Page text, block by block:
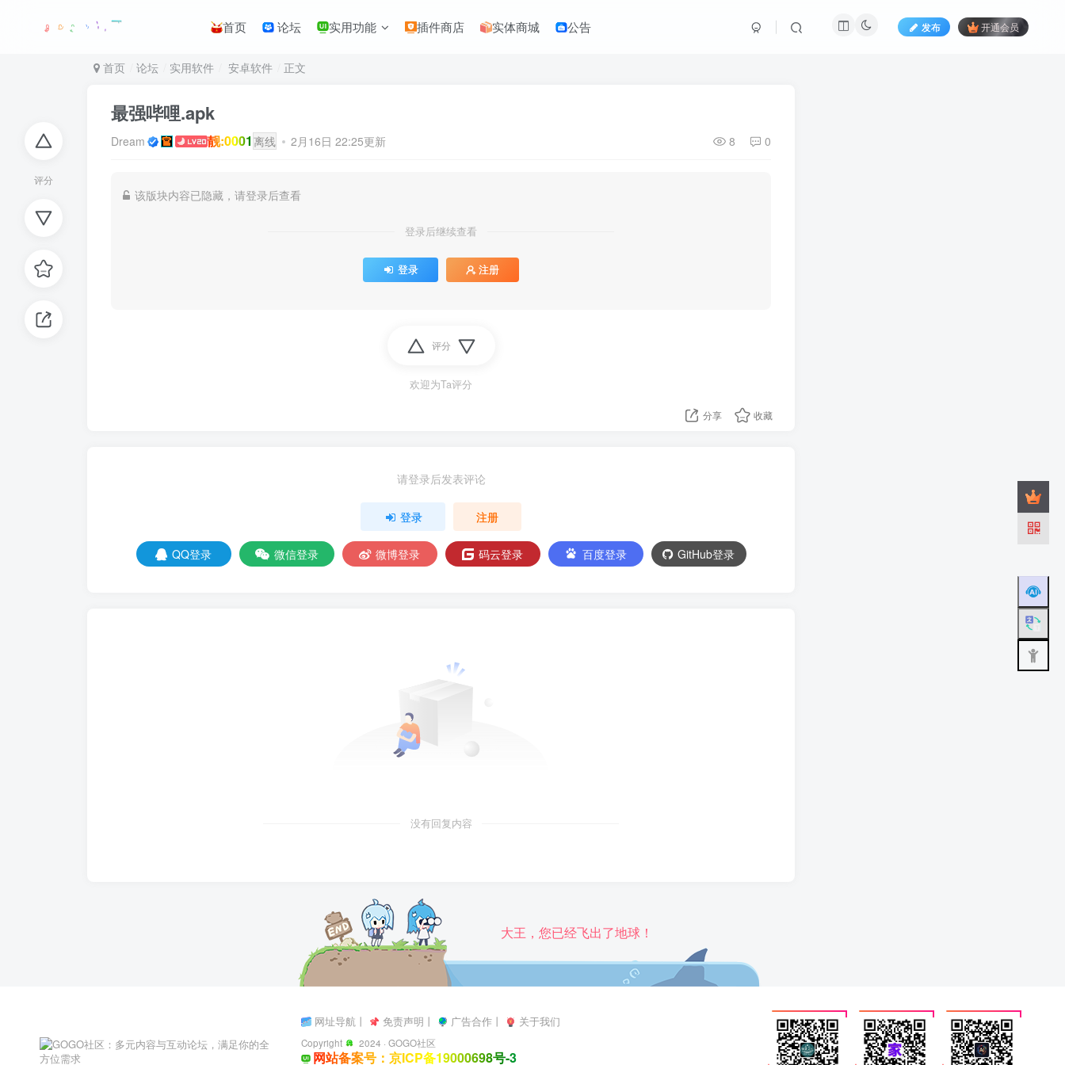
首页 论坛 实用功能 插件商店 实体商城 公告 发布 开通会员
评分
首页 论坛 实用软件 安卓软件 正文
最强哔哩.apk
Dream 靓:0001 离线 2月16日 22:25更新 8 0
该版块内容已隐藏，请登录后查看
登录后继续查看
登录 注册
评分
欢迎为Ta评分
分享 收藏
请登录后发表评论
登录 注册
QQ登录 微信登录 微博登录 码云登录 百度登录 GitHub登录
没有回复内容
大王，您已经飞出了地球！
网址导航 丨 免责声明 丨 广告合作 丨 关于我们
Copyright 2024 · GOGO社区
网站备案号：京ICP备19000698号-3